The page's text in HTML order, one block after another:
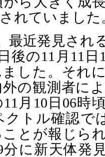
れていました
最近発見され
後の11月11日
ました。それ
の観測者に
月10日06時
トル確認で
とが報じら
分に新天体発